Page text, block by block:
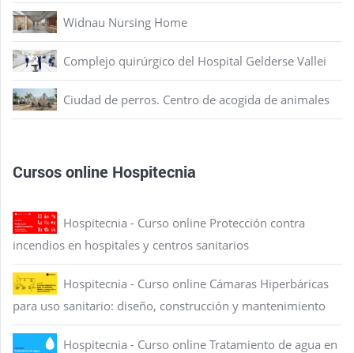
Widnau Nursing Home
Complejo quirúrgico del Hospital Gelderse Vallei
Ciudad de perros. Centro de acogida de animales
Cursos online Hospitecnia
Hospitecnia - Curso online Protección contra
incendios en hospitales y centros sanitarios
Hospitecnia - Curso online Cámaras Hiperbáricas
para uso sanitario: diseño, construcción y mantenimiento
Hospitecnia - Curso online Tratamiento de agua en